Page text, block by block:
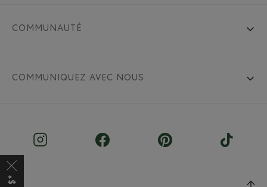
COMMUNAUTÉ
COMMUNIQUEZ AVEC NOUS